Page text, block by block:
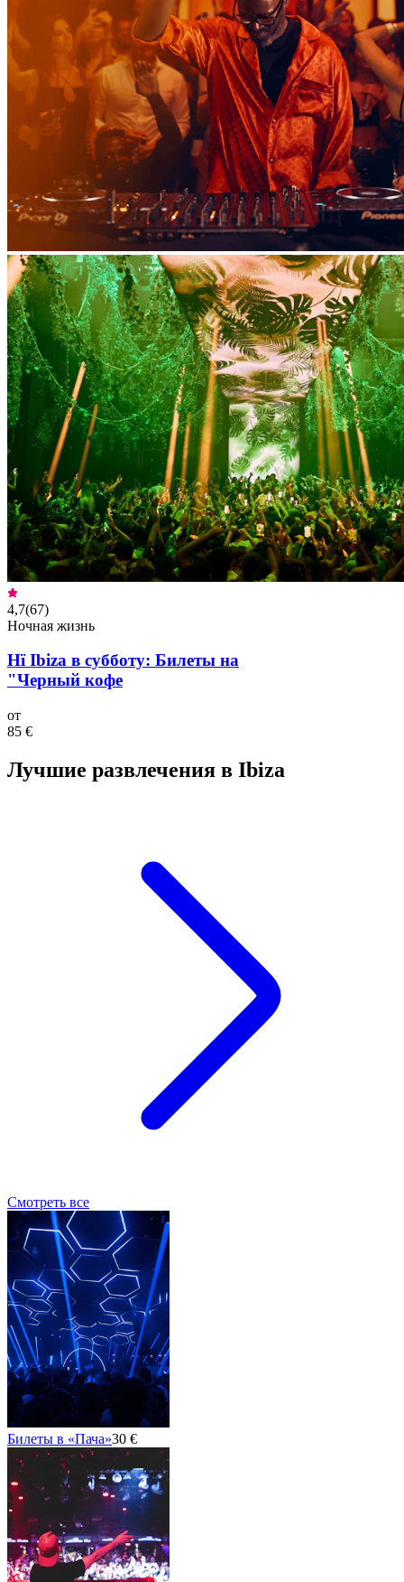
4,7(67)
Ночная жизнь
Hï Ibiza в субботу: Билеты на
"Черный кофе
от
85 €
Лучшие развлечения в Ibiza
Смотреть все
Билеты в «Пача»30 €